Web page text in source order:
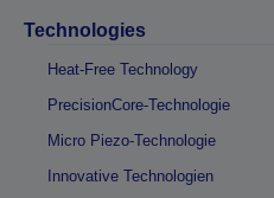
Technologies
Heat-Free Technology
PrecisionCore-Technologie
Micro Piezo-Technologie
Innovative Technologien